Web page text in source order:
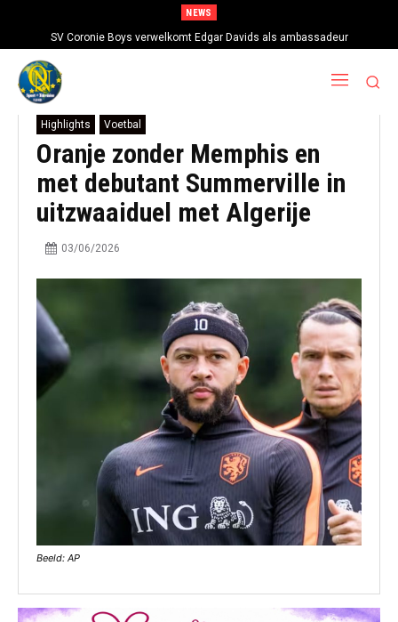
NEWS
SV Coronie Boys verwelkomt Edgar Davids als ambassadeur
Highlights Voetbal
Oranje zonder Memphis en
met debutant Summerville in
uitzwaaiduel met Algerije
03/06/2026
Beeld: AP